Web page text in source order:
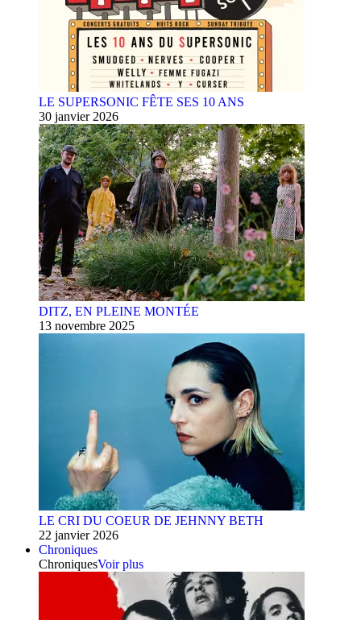
LE SUPERSONIC FÊTE SES 10 ANS
30 janvier 2026
DITZ, EN PLEINE MONTÉE
13 novembre 2025
LE CRI DU COEUR DE JEHNNY BETH
22 janvier 2026
Chroniques
ChroniquesVoir plus